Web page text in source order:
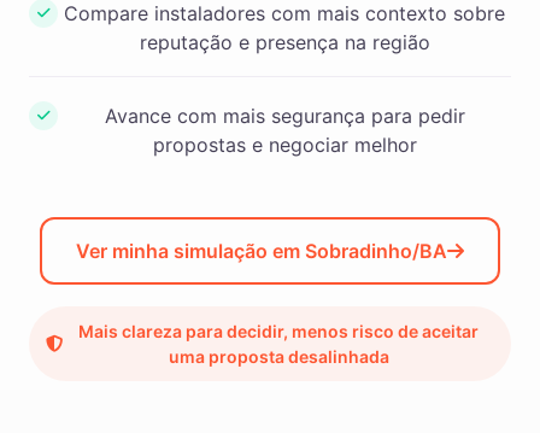
Compare instaladores com mais contexto sobre
reputação e presença na região
Avance com mais segurança para pedir
propostas e negociar melhor
Ver minha simulação em Sobradinho/BA
Mais clareza para decidir, menos risco de aceitar
uma proposta desalinhada